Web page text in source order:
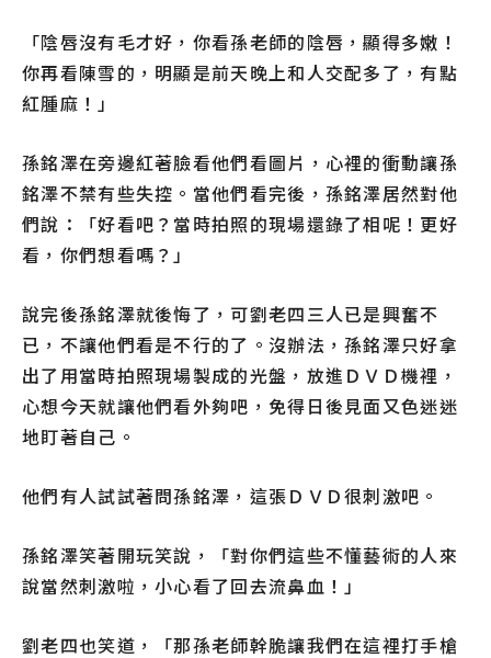
「陰唇沒有毛才好，你看孫老師的陰唇，顯得多嫩！
你再看陳雪的，明顯是前天晚上和人交配多了，有點
紅腫麻！」
孫銘澤在旁邊紅著臉看他們看圖片，心裡的衝動讓孫
銘澤不禁有些失控。當他們看完後，孫銘澤居然對他
們說：「好看吧？當時拍照的現場還錄了相呢！更好
看，你們想看嗎？」
說完後孫銘澤就後悔了，可劉老四三人已是興奮不
已，不讓他們看是不行的了。沒辦法，孫銘澤只好拿
出了用當時拍照現場製成的光盤，放進ＤＶＤ機裡，
心想今天就讓他們看外夠吧，免得日後見面又色迷迷
地盯著自己。
他們有人試試著問孫銘澤，這張ＤＶＤ很刺激吧。
孫銘澤笑著開玩笑說，「對你們這些不懂藝術的人來
說當然刺激啦，小心看了回去流鼻血！」
劉老四也笑道，「那孫老師幹脆讓我們在這裡打手槍